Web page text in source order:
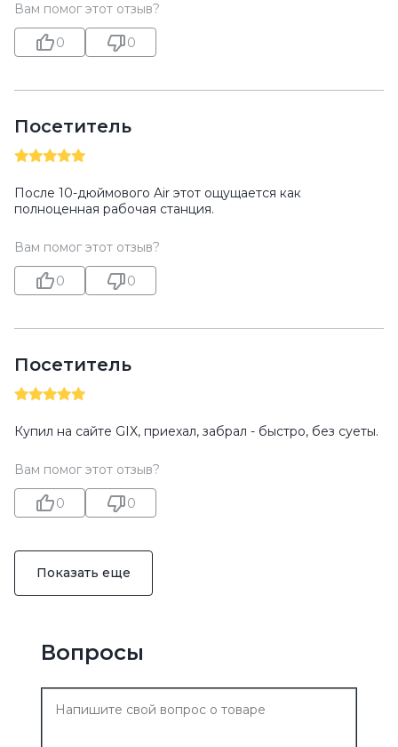
Вам помог этот отзыв?
0 0
Посетитель
После 10-дюймового Air этот ощущается как
полноценная рабочая станция.
Вам помог этот отзыв?
0 0
Посетитель
Купил на сайте GIX, приехал, забрал - быстро, без суеты.
Вам помог этот отзыв?
0 0
Показать еще
Вопросы